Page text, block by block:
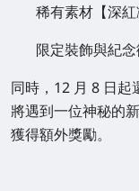
稀有素材【深紅
限定裝飾與紀
同時，12 月 8 日起
將遇到一位神秘的
獲得額外獎勵。